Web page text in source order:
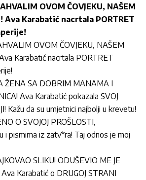
OVOM ČOVJEKU, NAŠEM
Ava Karabatić nacrtala PORTRET
OVOM ČOVJEKU, NAŠEM
Karabatić nacrtala PORTRET
ŽENA SA DOBRIM MANAMA I
Ava Karabatić pokazala SVOJ
Kažu da su umjetnici najbolji u krevetu!
O SVOJOJ PROŠLOSTI,
i pismima iz zatv*ra! Taj odnos je moj
SLIKU! ODUŠEVIO ME JE
Karabatić o DRUGOJ STRANI